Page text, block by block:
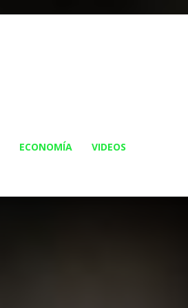
ECONOMÍA VIDEOS